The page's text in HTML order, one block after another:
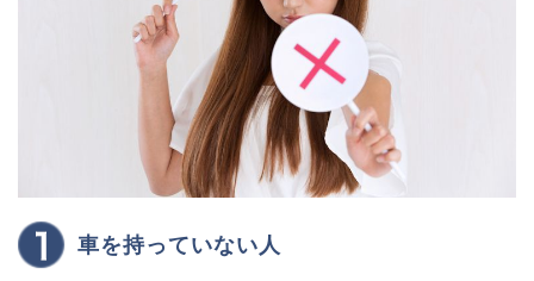
車を持っていない人